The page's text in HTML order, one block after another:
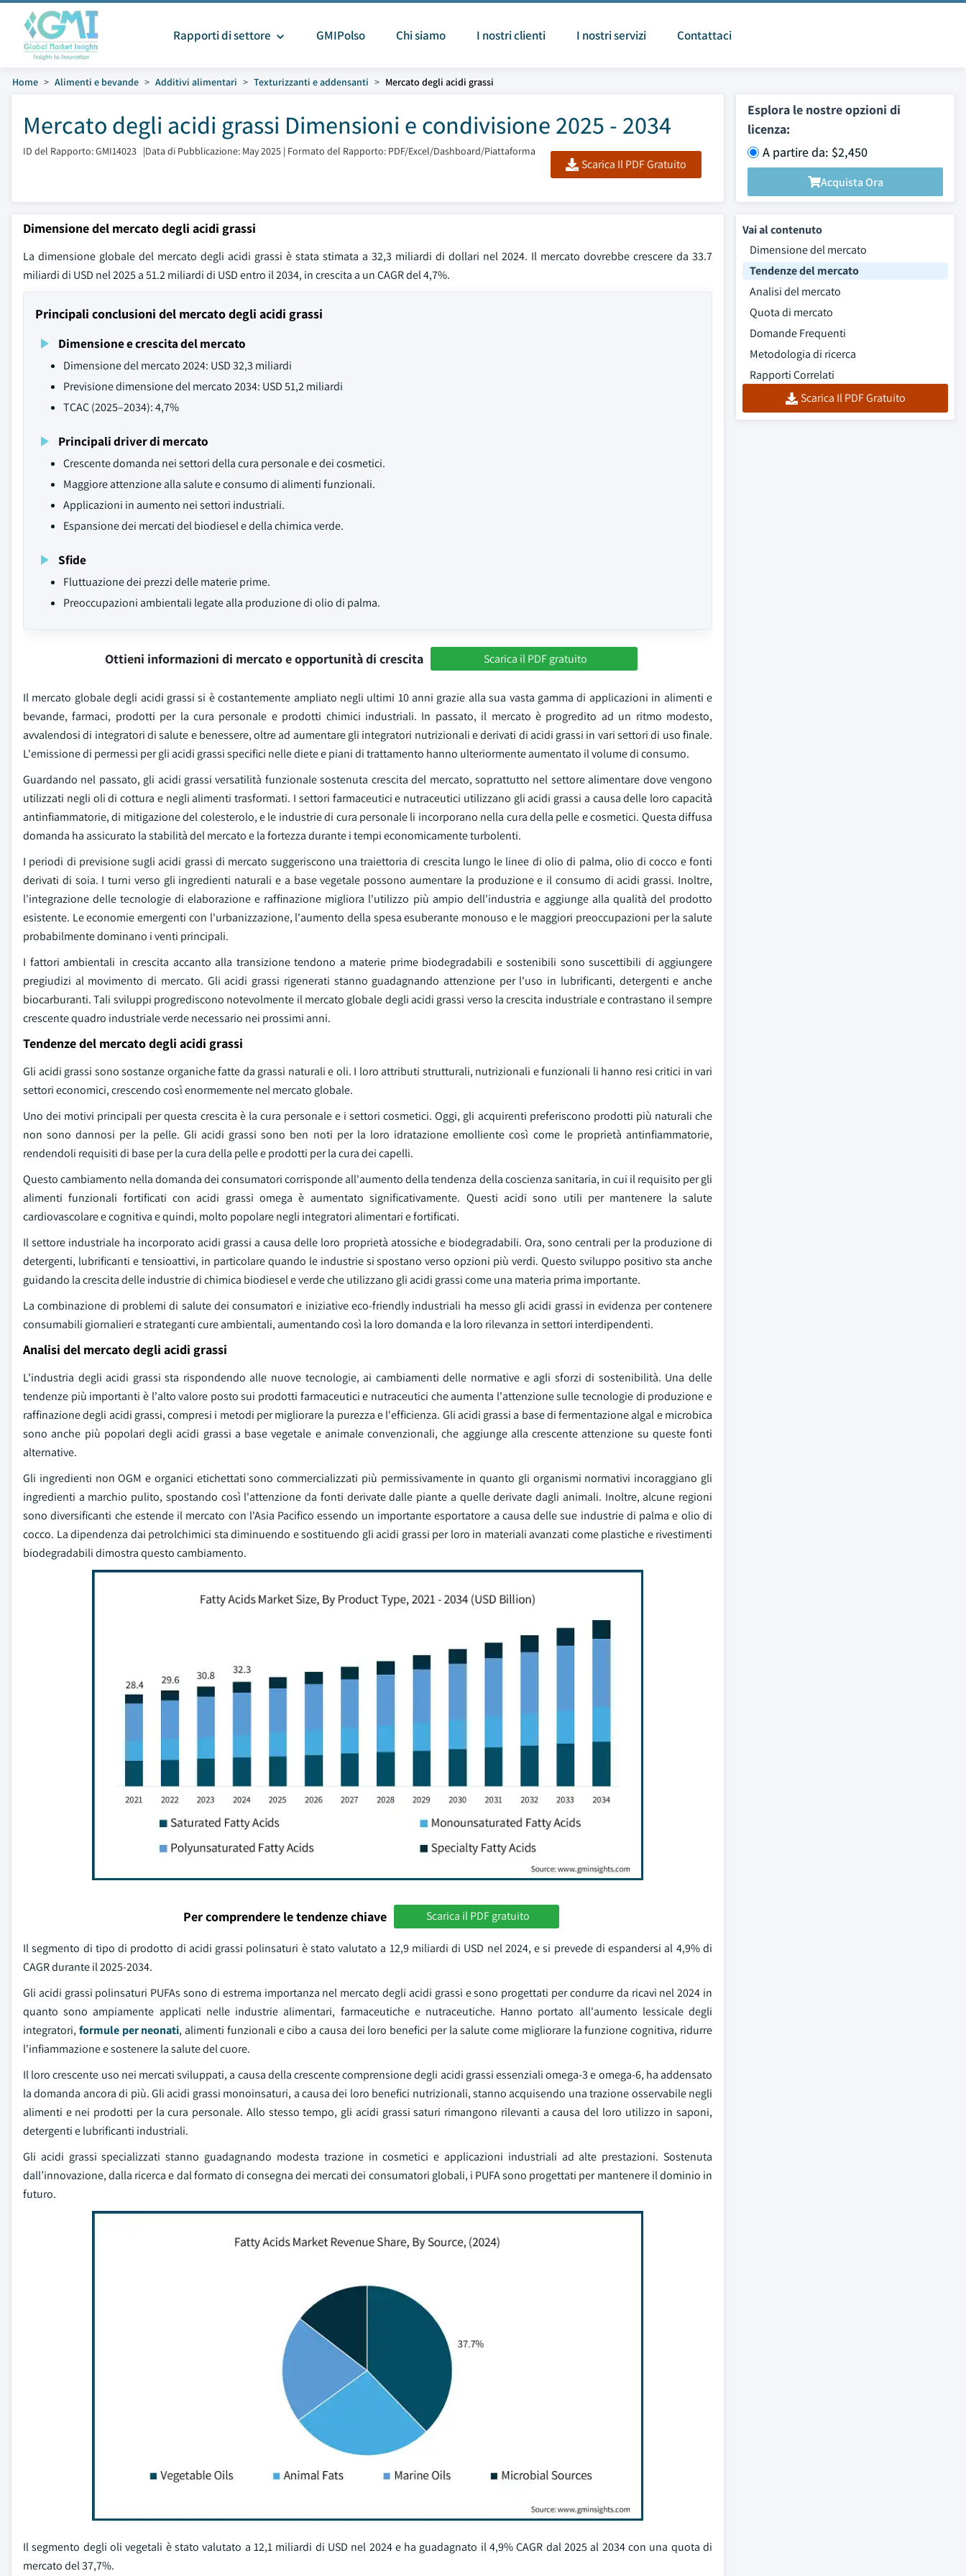
Rapporti di settore GMIPolso Chi siamo I nostri clienti I nostri servizi Contattaci
Home Alimenti e bevande Additivi alimentari Texturizzanti e addensanti Mercato degli acidi grassi
Mercato degli acidi grassi Dimensioni e condivisione 2025 - 2034
ID del Rapporto: GMI14023 |Data di Pubblicazione: May 2025 | Formato del Rapporto: PDF/Excel/Dashboard/Piattaforma
Scarica Il PDF Gratuito
Esplora le nostre opzioni di
licenza:
A partire da: $2,450
Acquista Ora
Dimensione del mercato degli acidi grassi
La dimensione globale del mercato degli acidi grassi è stata stimata a 32,3 miliardi di dollari nel 2024. Il mercato dovrebbe crescere da 33.7
miliardi di USD nel 2025 a 51.2 miliardi di USD entro il 2034, in crescita a un CAGR del 4,7%.
Principali conclusioni del mercato degli acidi grassi
Dimensione e crescita del mercato
Dimensione del mercato 2024: USD 32,3 miliardi
Previsione dimensione del mercato 2034: USD 51,2 miliardi
TCAC (2025–2034): 4,7%
Principali driver di mercato
Crescente domanda nei settori della cura personale e dei cosmetici.
Maggiore attenzione alla salute e consumo di alimenti funzionali.
Applicazioni in aumento nei settori industriali.
Espansione dei mercati del biodiesel e della chimica verde.
Sfide
Fluttuazione dei prezzi delle materie prime.
Preoccupazioni ambientali legate alla produzione di olio di palma.
Ottieni informazioni di mercato e opportunità di crescita Scarica il PDF gratuito
Il mercato globale degli acidi grassi si è costantemente ampliato negli ultimi 10 anni grazie alla sua vasta gamma di applicazioni in alimenti e
bevande, farmaci, prodotti per la cura personale e prodotti chimici industriali. In passato, il mercato è progredito ad un ritmo modesto,
avvalendosi di integratori di salute e benessere, oltre ad aumentare gli integratori nutrizionali e derivati di acidi grassi in vari settori di uso finale.
L'emissione di permessi per gli acidi grassi specifici nelle diete e piani di trattamento hanno ulteriormente aumentato il volume di consumo.
Guardando nel passato, gli acidi grassi versatilità funzionale sostenuta crescita del mercato, soprattutto nel settore alimentare dove vengono
utilizzati negli oli di cottura e negli alimenti trasformati. I settori farmaceutici e nutraceutici utilizzano gli acidi grassi a causa delle loro capacità
antinfiammatorie, di mitigazione del colesterolo, e le industrie di cura personale li incorporano nella cura della pelle e cosmetici. Questa diffusa
domanda ha assicurato la stabilità del mercato e la fortezza durante i tempi economicamente turbolenti.
I periodi di previsione sugli acidi grassi di mercato suggeriscono una traiettoria di crescita lungo le linee di olio di palma, olio di cocco e fonti
derivati di soia. I turni verso gli ingredienti naturali e a base vegetale possono aumentare la produzione e il consumo di acidi grassi. Inoltre,
l'integrazione delle tecnologie di elaborazione e raffinazione migliora l'utilizzo più ampio dell'industria e aggiunge alla qualità del prodotto
esistente. Le economie emergenti con l'urbanizzazione, l'aumento della spesa esuberante monouso e le maggiori preoccupazioni per la salute
probabilmente dominano i venti principali.
I fattori ambientali in crescita accanto alla transizione tendono a materie prime biodegradabili e sostenibili sono suscettibili di aggiungere
pregiudizi al movimento di mercato. Gli acidi grassi rigenerati stanno guadagnando attenzione per l'uso in lubrificanti, detergenti e anche
biocarburanti. Tali sviluppi progrediscono notevolmente il mercato globale degli acidi grassi verso la crescita industriale e contrastano il sempre
crescente quadro industriale verde necessario nei prossimi anni.
Tendenze del mercato degli acidi grassi
Gli acidi grassi sono sostanze organiche fatte da grassi naturali e oli. I loro attributi strutturali, nutrizionali e funzionali li hanno resi critici in vari
settori economici, crescendo così enormemente nel mercato globale.
Uno dei motivi principali per questa crescita è la cura personale e i settori cosmetici. Oggi, gli acquirenti preferiscono prodotti più naturali che
non sono dannosi per la pelle. Gli acidi grassi sono ben noti per la loro idratazione emolliente così come le proprietà antinfiammatorie,
rendendoli requisiti di base per la cura della pelle e prodotti per la cura dei capelli.
Questo cambiamento nella domanda dei consumatori corrisponde all'aumento della tendenza della coscienza sanitaria, in cui il requisito per gli
alimenti funzionali fortificati con acidi grassi omega è aumentato significativamente. Questi acidi sono utili per mantenere la salute
cardiovascolare e cognitiva e quindi, molto popolare negli integratori alimentari e fortificati.
Il settore industriale ha incorporato acidi grassi a causa delle loro proprietà atossiche e biodegradabili. Ora, sono centrali per la produzione di
detergenti, lubrificanti e tensioattivi, in particolare quando le industrie si spostano verso opzioni più verdi. Questo sviluppo positivo sta anche
guidando la crescita delle industrie di chimica biodiesel e verde che utilizzano gli acidi grassi come una materia prima importante.
La combinazione di problemi di salute dei consumatori e iniziative eco-friendly industriali ha messo gli acidi grassi in evidenza per contenere
consumabili giornalieri e strateganti cure ambientali, aumentando così la loro domanda e la loro rilevanza in settori interdipendenti.
Analisi del mercato degli acidi grassi
L'industria degli acidi grassi sta rispondendo alle nuove tecnologie, ai cambiamenti delle normative e agli sforzi di sostenibilità. Una delle
tendenze più importanti è l'alto valore posto sui prodotti farmaceutici e nutraceutici che aumenta l'attenzione sulle tecnologie di produzione e
raffinazione degli acidi grassi, compresi i metodi per migliorare la purezza e l'efficienza. Gli acidi grassi a base di fermentazione algal e microbica
sono anche più popolari degli acidi grassi a base vegetale e animale convenzionali, che aggiunge alla crescente attenzione su queste fonti
alternative.
Gli ingredienti non OGM e organici etichettati sono commercializzati più permissivamente in quanto gli organismi normativi incoraggiano gli
ingredienti a marchio pulito, spostando così l'attenzione da fonti derivate dalle piante a quelle derivate dagli animali. Inoltre, alcune regioni
sono diversificanti che estende il mercato con l'Asia Pacifico essendo un importante esportatore a causa delle sue industrie di palma e olio di
cocco. La dipendenza dai petrolchimici sta diminuendo e sostituendo gli acidi grassi per loro in materiali avanzati come plastiche e rivestimenti
biodegradabili dimostra questo cambiamento.
Per comprendere le tendenze chiave Scarica il PDF gratuito
Il segmento di tipo di prodotto di acidi grassi polinsaturi è stato valutato a 12,9 miliardi di USD nel 2024, e si prevede di espandersi al 4,9% di
CAGR durante il 2025-2034.
Gli acidi grassi polinsaturi PUFAs sono di estrema importanza nel mercato degli acidi grassi e sono progettati per condurre da ricavi nel 2024 in
quanto sono ampiamente applicati nelle industrie alimentari, farmaceutiche e nutraceutiche. Hanno portato all'aumento lessicale degli
integratori, formule per neonati, alimenti funzionali e cibo a causa dei loro benefici per la salute come migliorare la funzione cognitiva, ridurre
l'infiammazione e sostenere la salute del cuore.
Il loro crescente uso nei mercati sviluppati, a causa della crescente comprensione degli acidi grassi essenziali omega-3 e omega-6, ha addensato
la domanda ancora di più. Gli acidi grassi monoinsaturi, a causa dei loro benefici nutrizionali, stanno acquisendo una trazione osservabile negli
alimenti e nei prodotti per la cura personale. Allo stesso tempo, gli acidi grassi saturi rimangono rilevanti a causa del loro utilizzo in saponi,
detergenti e lubrificanti industriali.
Gli acidi grassi specializzati stanno guadagnando modesta trazione in cosmetici e applicazioni industriali ad alte prestazioni. Sostenuta
dall’innovazione, dalla ricerca e dal formato di consegna dei mercati dei consumatori globali, i PUFA sono progettati per mantenere il dominio in
futuro.
Il segmento degli oli vegetali è stato valutato a 12,1 miliardi di USD nel 2024 e ha guadagnato il 4,9% CAGR dal 2025 al 2034 con una quota di
mercato del 37,7%.
Vai al contenuto
Dimensione del mercato
Tendenze del mercato
Analisi del mercato
Quota di mercato
Domande Frequenti
Metodologia di ricerca
Rapporti Correlati
Scarica Il PDF Gratuito